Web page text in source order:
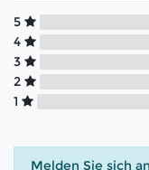
5
4
3
2
1
Melden Sie sich